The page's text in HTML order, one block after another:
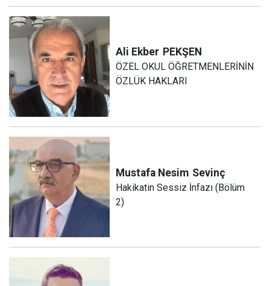
Ali Ekber PEKŞEN
ÖZEL OKUL ÖĞRETMENLERİNİN
ÖZLÜK HAKLARI
Mustafa Nesim Sevinç
Hakikatin Sessiz İnfazı (Bölüm
2)